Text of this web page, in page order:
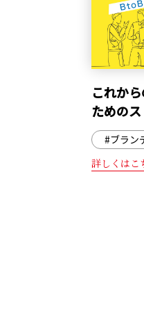
これか
ための
#ブラン
詳しくはこ